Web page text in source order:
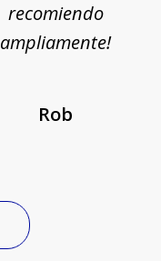
recomiendo
ampliamente!
Rob